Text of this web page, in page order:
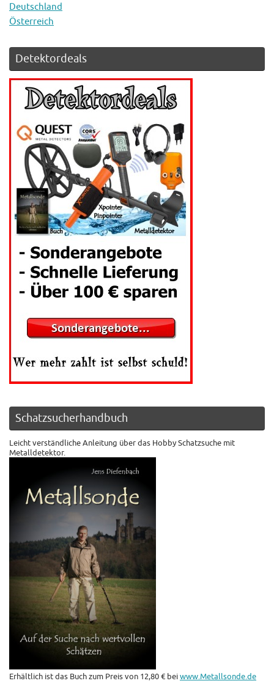
Deutschland
Österreich
Detektordeals
Schatzsucherhandbuch
Leicht verständliche Anleitung über das Hobby Schatzsuche mit
Metalldetektor.
Erhältlich ist das Buch zum Preis von 12,80 € beiwww.Metallsonde.de